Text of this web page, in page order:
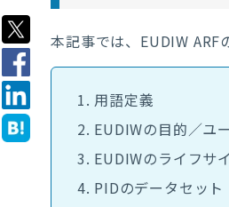
本記事では、EUDIW ARF
用語定義
EUDIWの目的／ユ
EUDIWのライフサ
PIDのデータセット